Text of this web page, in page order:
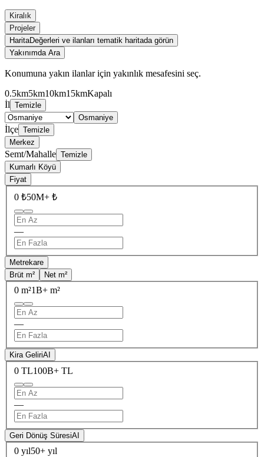
Kiralık
Projeler
HaritaDeğerleri ve ilanları tematik haritada görün
Yakınımda Ara
Konumuna yakın ilanlar için yakınlık mesafesini seç.
0.5km5km10km15kmKapalı
İl Temizle
Osmaniye
İlçe Temizle
Merkez
Semt/Mahalle Temizle
Kumarlı Köyü
Fiyat
0 ₺50M+ ₺
—
Metrekare
Brüt m²
Net m²
0 m²1B+ m²
—
Kira GeliriAI
0 TL100B+ TL
—
Geri Dönüş SüresiAI
0 yıl50+ yıl